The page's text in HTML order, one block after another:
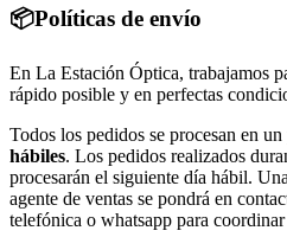
📦Políticas de envío
En La Estación Óptica, trabajamos
rápido posible y en perfectas
Todos los pedidos se procesan en
hábiles. Los pedidos realizados
procesarán el siguiente día hábil.
agente de ventas se pondrá en
telefónica o whatsapp para